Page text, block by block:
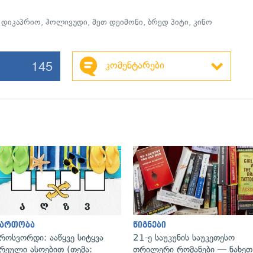
,ჰოლივუდი,მეთ დეიმონი,ბრედ პიტი,კინო
145 კომენტარები
გადახედვა
ააწყვე სიტყვა
ასოებით (თემა:
წიგნები
21-ე საუკუნის საუკეთესო
თრილერი რომანები — ნახეთ